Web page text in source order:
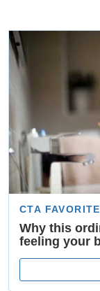
Ngày 24-3 năm
phim Anh đầu
Ngày 24-3 năm
gia nhập quân
Ngày 24-3 năm
nhất trong lịch
và thả 240.000
Ngày 24-3 năm
không kích nhằm
với người
Ngày 24-3 năm
người Mỹ gốc
chính xuất sắc
người Mỹ gốc
xuất sắc nhất.